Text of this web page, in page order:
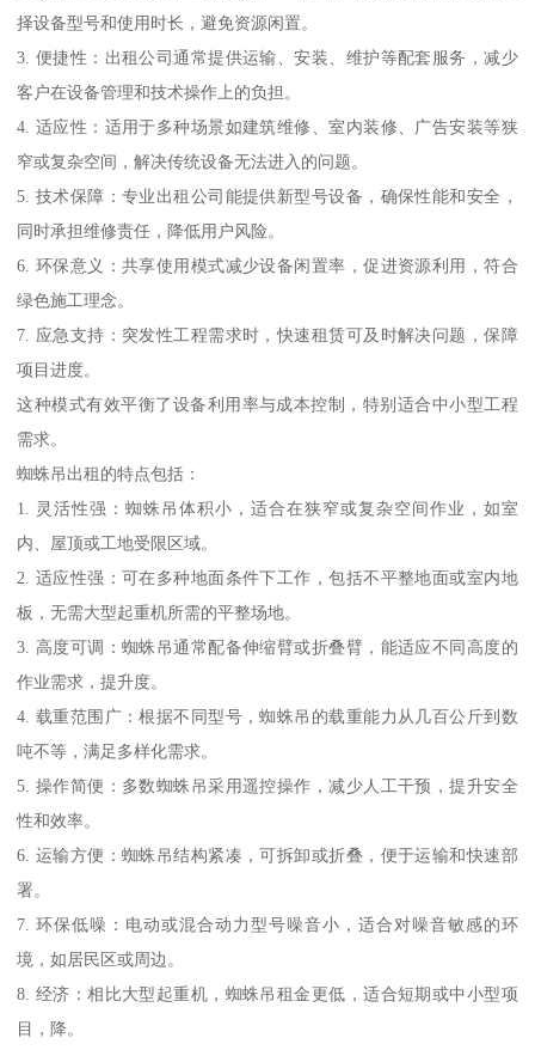
择设备型号和使用时长，避免资源闲置。
3. 便捷性：出租公司通常提供运输、安装、维护等配套服务，减少
客户在设备管理和技术操作上的负担。
4. 适应性：适用于多种场景如建筑维修、室内装修、广告安装等狭
窄或复杂空间，解决传统设备无法进入的问题。
5. 技术保障：专业出租公司能提供新型号设备，确保性能和安全，
同时承担维修责任，降低用户风险。
6. 环保意义：共享使用模式减少设备闲置率，促进资源利用，符合
绿色施工理念。
7. 应急支持：突发性工程需求时，快速租赁可及时解决问题，保障
项目进度。
这种模式有效平衡了设备利用率与成本控制，特别适合中小型工程
需求。
蜘蛛吊出租的特点包括：
1. 灵活性强：蜘蛛吊体积小，适合在狭窄或复杂空间作业，如室
内、屋顶或工地受限区域。
2. 适应性强：可在多种地面条件下工作，包括不平整地面或室内地
板，无需大型起重机所需的平整场地。
3. 高度可调：蜘蛛吊通常配备伸缩臂或折叠臂，能适应不同高度的
作业需求，提升度。
4. 载重范围广：根据不同型号，蜘蛛吊的载重能力从几百公斤到数
吨不等，满足多样化需求。
5. 操作简便：多数蜘蛛吊采用遥控操作，减少人工干预，提升安全
性和效率。
6. 运输方便：蜘蛛吊结构紧凑，可拆卸或折叠，便于运输和快速部
署。
7. 环保低噪：电动或混合动力型号噪音小，适合对噪音敏感的环
境，如居民区或周边。
8. 经济：相比大型起重机，蜘蛛吊租金更低，适合短期或中小型项
目，降。